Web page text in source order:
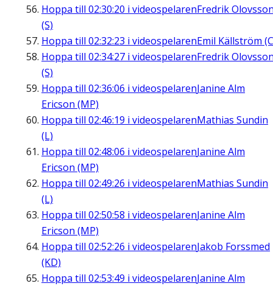
Hoppa till 02:30:20 i videospelarenFredrik
(S)
Hoppa till 02:32:23 i videospelarenEmil Källström
Hoppa till 02:34:27 i videospelarenFredrik
(S)
Hoppa till 02:36:06 i videospelarenJanine Alm
Ericson (MP)
Hoppa till 02:46:19 i videospelarenMathias Sundin
(L)
Hoppa till 02:48:06 i videospelarenJanine Alm
Ericson (MP)
Hoppa till 02:49:26 i videospelarenMathias Sundin
(L)
Hoppa till 02:50:58 i videospelarenJanine Alm
Ericson (MP)
Hoppa till 02:52:26 i videospelarenJakob Forssmed
(KD)
Hoppa till 02:53:49 i videospelarenJanine Alm